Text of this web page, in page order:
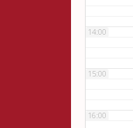
14:00
15:00
16:00